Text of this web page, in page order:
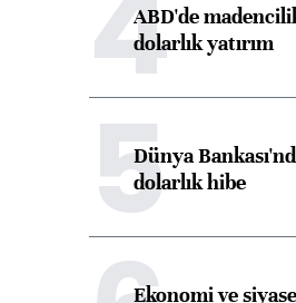
ABD'de
dolarlık yatırım
5
Dünya
dolarlık hibe
Ekonomi ve